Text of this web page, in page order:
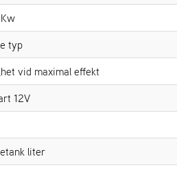
typ
vid maximal effekt
12V
liter